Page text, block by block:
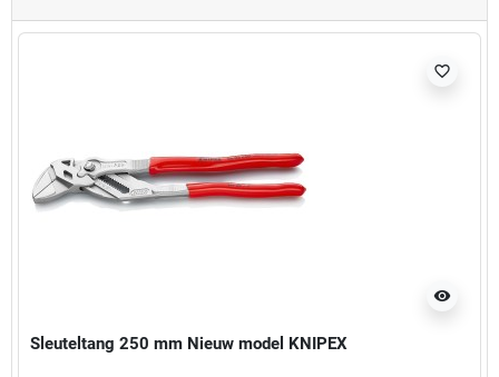
visibility
favorite_border
Sleuteltang 250 mm Nieuw model KNIPEX